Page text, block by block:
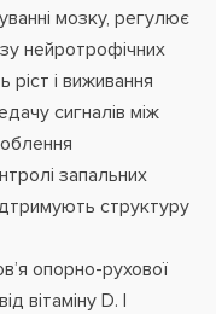
мозку, регулює
нейротрофічних
і виживання
сигналів між
запальних
структуру
опорно-рухової
вітаміну D. І